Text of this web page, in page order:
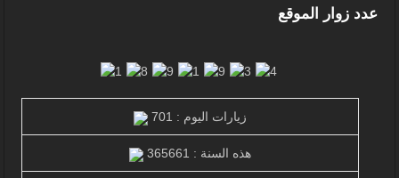
عدد زوار الموقع
زيارات اليوم : 701
هذه السنة : 365661